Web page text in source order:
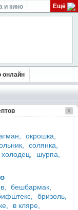
и кино Ещё
онлайн
окрошка,
солянка,
холодец,
шурпа,
бешбармак,
бризоль,
в кляре,